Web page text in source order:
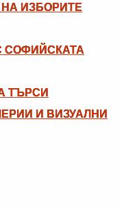
ИЗБОРИТЕ
СОФИЙСКАТА
ТЪРСИ
И ВИЗУАЛНИ